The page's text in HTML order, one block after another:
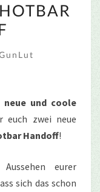
neue und coole
euch zwei neue
Handoff!
eurer
sich das schon